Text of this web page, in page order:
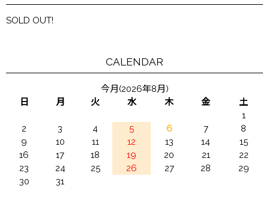
SOLD OUT!
CALENDAR
今月(2026年8月)
日
月 火 水 木 金
土
1
2
3 4 5 6 7
8
9
10 11 12 13 14
15
16
17 18 19 20 21
22
23
24 25 26 27 28
29
30
31